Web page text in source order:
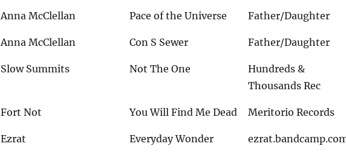
Anna McClellan Pace of the Universe Father/Daughter
Anna McClellan Con S Sewer Father/Daughter
Slow Summits Not The One
Hundreds &
Thousands Rec
Fort Not You Will Find Me Dead Meritorio Records
Ezrat Everyday Wonder